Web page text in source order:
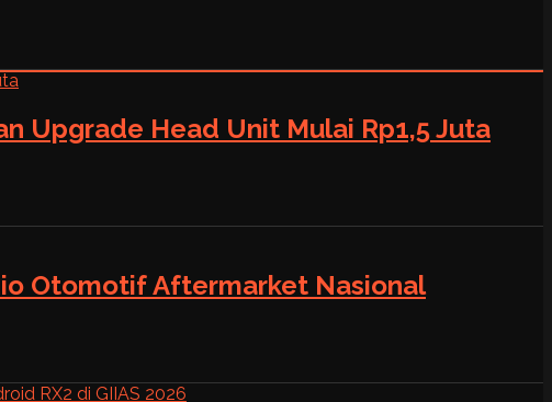
Upgrade Head Unit Mulai Rp1,5 Juta
Otomotif Aftermarket Nasional